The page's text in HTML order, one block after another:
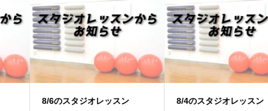
8/6のスタジオレッスン 8/4のスタジオレッスン